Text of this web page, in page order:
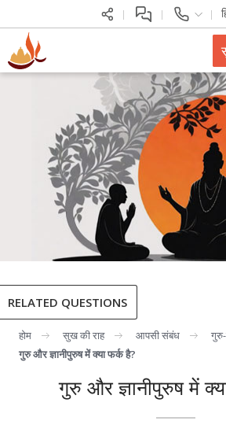
RELATED QUESTIONS
होम सुख की राह आपसी संबंध
गुरु और ज्ञानीपुरुष में क्या फर्क है?
गुरु और ज्ञानीपुरुष में